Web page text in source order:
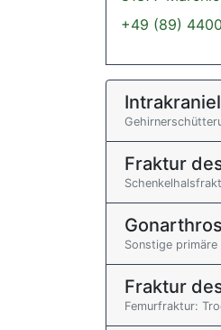
+49 (89)
Fraktur
Sonstige primäre
Fraktur
Femurfraktur: